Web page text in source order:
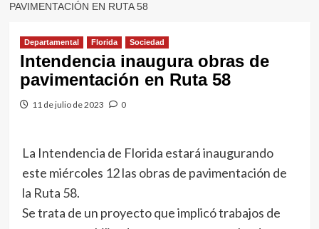
PAVIMENTACIÓN EN RUTA 58
Departamental Florida Sociedad
Intendencia inaugura obras de
pavimentación en Ruta 58
11 de julio de 2023 0
La Intendencia de Florida estará inaugurando
este miércoles 12 las obras de pavimentación de
la Ruta 58.
Se trata de un proyecto que implicó trabajos de